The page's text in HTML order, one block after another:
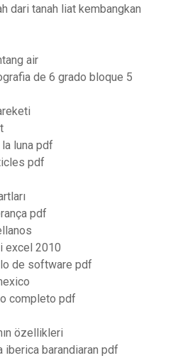
dari tanah liat kembangkan
air
de 6 grado bloque 5
luna pdf
pdf
pdf
excel 2010
de software pdf
completo pdf
özellikleri
iberica barandiaran pdf